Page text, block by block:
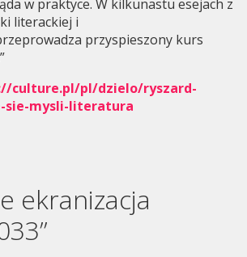
w praktyce. W kilkunastu esejach z
literackiej i
przyspieszony kurs
culture.pl/pl/dzielo/ryszard-
sie-mysli-literatura
ekranizacja